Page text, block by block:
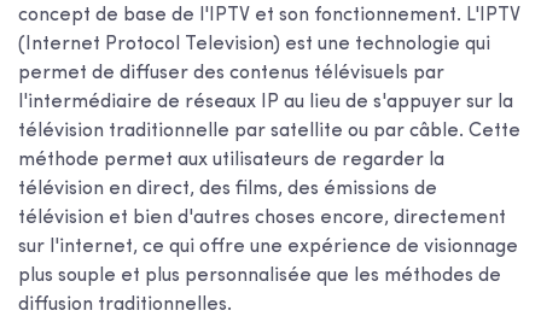
concept de base de l'IPTV et son fonctionnement. L'IPTV
(Internet Protocol Television) est une technologie qui
permet de diffuser des contenus télévisuels par
l'intermédiaire de réseaux IP au lieu de s'appuyer sur la
télévision traditionnelle par satellite ou par câble. Cette
méthode permet aux utilisateurs de regarder la
télévision en direct, des films, des émissions de
télévision et bien d'autres choses encore, directement
sur l'internet, ce qui offre une expérience de visionnage
plus souple et plus personnalisée que les méthodes de
diffusion traditionnelles.